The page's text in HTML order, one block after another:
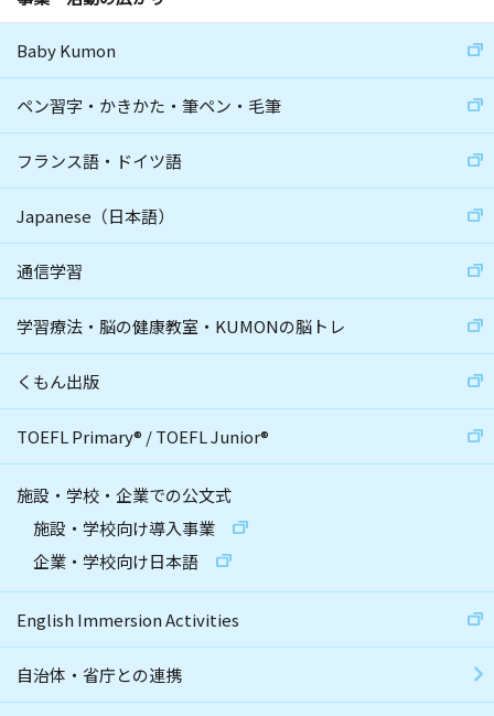
Baby Kumon
ペン習字・かきかた・筆ペン・毛筆
フランス語・ドイツ語
Japanese（日本語）
通信学習
学習療法・脳の健康教室・KUMONの脳トレ
くもん出版
TOEFL Primary® /TOEFL Junior®
施設・学校・企業での公文式
施設・学校向け導入事業
企業・学校向け日本語
English Immersion Activities
自治体・省庁との連携